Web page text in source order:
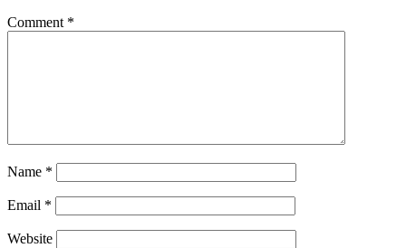
Comment *
Name *
Email *
Website